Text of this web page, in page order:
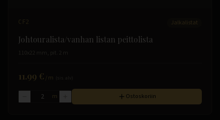
CF2 Jalkalistat
Johtouralista/vanhan listan peittolista
110x22 mm, pit. 2 m
11.99 € /m
m Ostoskoriin